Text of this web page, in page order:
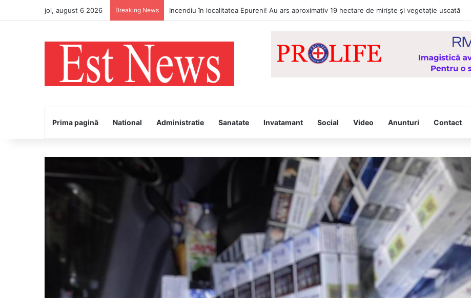
joi, august 6 2026 Breaking News Bătaie în stradă! Polițiștii Secției 2 Poliție Rurală Vaslui au reținut trei bărbați din comuna Solești
Prima pagină National Administratie Sanatate Invatamant Social Video Anunturi Contact